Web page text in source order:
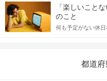
合にどのような行
しかし、中には「
っしゃるのではな
送るLINEでのデー
えながら解説するの
「楽しいこと
のこと
何も予定がない休
の楽しいことアイ
都道